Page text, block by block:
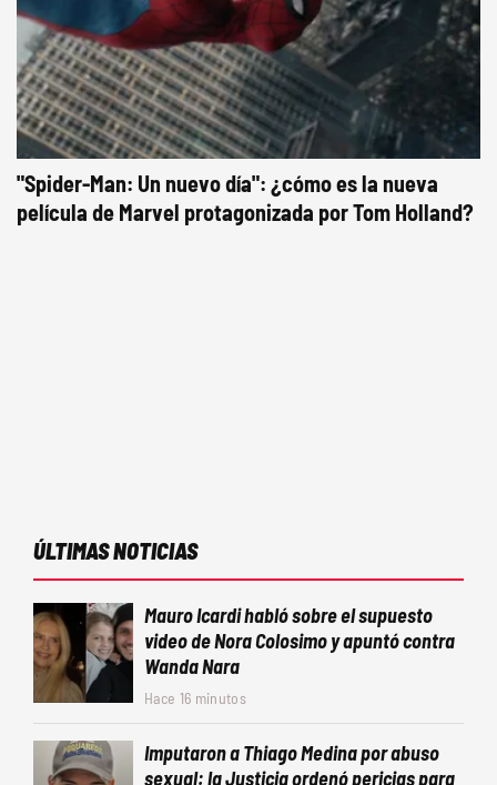
"Spider-Man: Un nuevo día": ¿cómo es la nueva
película de Marvel protagonizada por Tom Holland?
ÚLTIMAS NOTICIAS
Mauro Icardi habló sobre el supuesto
video de Nora Colosimo y apuntó contra
Wanda Nara
Hace 16 minutos
Imputaron a Thiago Medina por abuso
sexual: la Justicia ordenó pericias para